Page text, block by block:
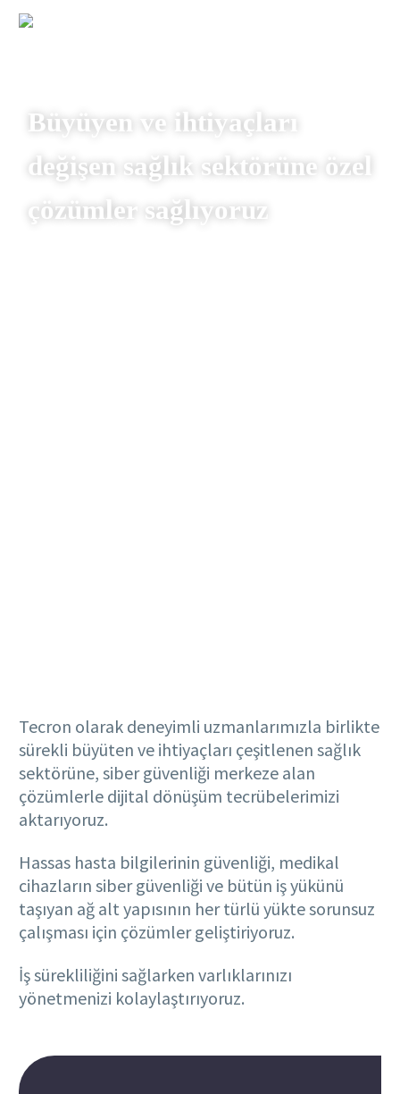
Büyüyen ve ihtiyaçları
değişen sağlık sektörüne özel
çözümler sağlıyoruz
Tecron olarak deneyimli uzmanlarımızla birlikte
sürekli büyüten ve ihtiyaçları çeşitlenen sağlık
sektörüne, siber güvenliği merkeze alan
çözümlerle dijital dönüşüm tecrübelerimizi
aktarıyoruz.
Hassas hasta bilgilerinin güvenliği, medikal
cihazların siber güvenliği ve bütün iş yükünü
taşıyan ağ alt yapısının her türlü yükte sorunsuz
çalışması için çözümler geliştiriyoruz.
İş sürekliliğini sağlarken varlıklarınızı
yönetmenizi kolaylaştırıyoruz.